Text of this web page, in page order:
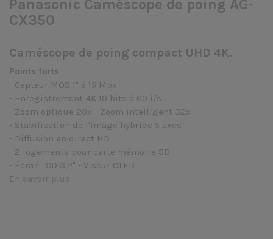
Panasonic Caméscope de poing AG-
CX350
Caméscope de poing compact UHD 4K.
Points forts
- Capteur MOS 1" à 15 Mpx
- Enregistrement 4K 10 bits à 60 i/s
- Zoom optique 20x - Zoom intelligent 32x
- Stabilisation de l'image hybride 5 axes
- Diffusion en direct HD
- 2 logements pour carte mémoire SD
- Écran LCD 3,2" - Viseur OLED